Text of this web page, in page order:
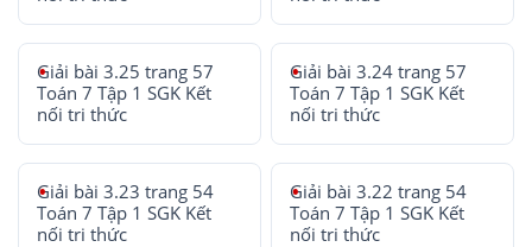
Giải bài 3.25 trang 57
Toán 7 Tập 1 SGK Kết
nối tri thức
Giải bài 3.24 trang 57
Toán 7 Tập 1 SGK Kết
nối tri thức
Giải bài 3.23 trang 54
Toán 7 Tập 1 SGK Kết
nối tri thức
Giải bài 3.22 trang 54
Toán 7 Tập 1 SGK Kết
nối tri thức